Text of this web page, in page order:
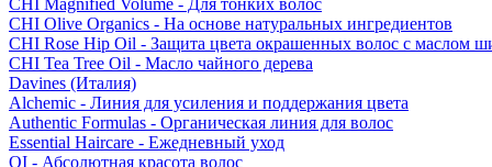
CHI Magnified Volume - Для тонких волос
CHI Olive Organics - На основе натуральных ингредиентов
CHI Rose Hip Oil - Защита цвета окрашенных волос с маслом
CHI Tea Tree Oil - Масло чайного дерева
Davines (Италия)
Alchemic - Линия для усиления и поддержания цвета
Authentic Formulas - Органическая линия для волос
Essential Haircare - Eжедневный уход
OI - Абсолютная красота волос